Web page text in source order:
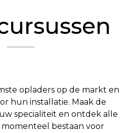
opladers op de markt en
hun installatie. Maak de
specialiteit en ontdek alle
momenteel bestaan voor